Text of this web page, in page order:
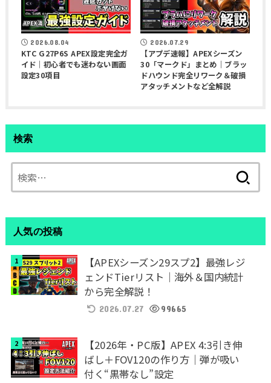
2026.08.04
KTC G27P6S APEX設定完全ガ
イド｜初心者でも迷わない画面
設定30項目
2026.07.29
【アプデ速報】APEXシーズン
30「マークド」まとめ｜ブラッ
ドハウンド完全リワーク＆破損
アタッチメントなど全解説
検索
索:
人気の投稿
【APEXシーズン29スプ2】最強レジ
ェンドTierリスト｜海外＆国内統計
から完全解説！
2026.07.27 99665
【2026年・PC版】APEX 4:3引き伸
ばし＋FOV120の作り方｜弾が吸い
付く“黒帯なし”設定